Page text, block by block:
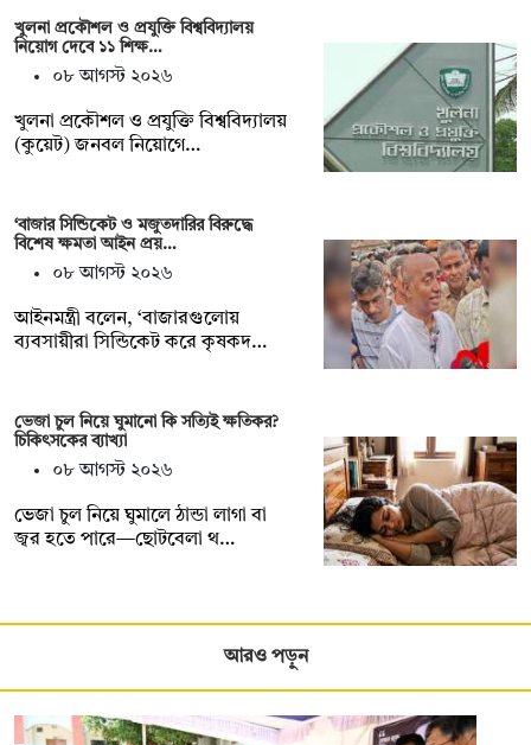
খুলনা প্রকৌশল ও প্রযুক্তি বিশ্ববিদ্যালয়
নিয়োগ দেবে ১১ শিক্ষ…
০৮ আগস্ট ২০২৬
খুলনা প্রকৌশল ও প্রযুক্তি বিশ্ববিদ্যালয়
(কুয়েট) জনবল নিয়োগে…
‘বাজার সিন্ডিকেট ও মজুতদারির বিরুদ্ধে
বিশেষ ক্ষমতা আইন প্রয়…
০৮ আগস্ট ২০২৬
আইনমন্ত্রী বলেন, ‘বাজারগুলোয়
ব্যবসায়ীরা সিন্ডিকেট করে কৃষকদ…
ভেজা চুল নিয়ে ঘুমানো কি সত্যিই ক্ষতিকর?
চিকিৎসকের ব্যাখ্যা
০৮ আগস্ট ২০২৬
ভেজা চুল নিয়ে ঘুমালে ঠান্ডা লাগা বা
জ্বর হতে পারে—ছোটবেলা থ…
আরও পড়ুন